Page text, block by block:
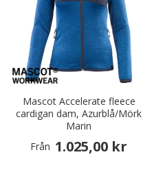
Mascot Accelerate fleece
cardigan dam, Azurblå/Mörk
Marin
Från 1.025,00 kr